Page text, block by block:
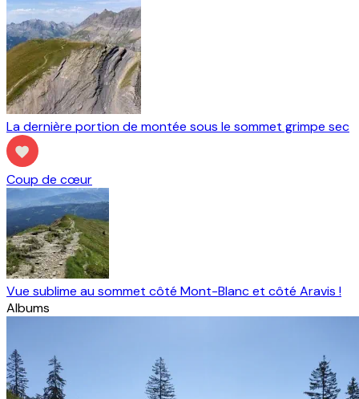
La dernière portion de montée sous le sommet grimpe sec
Coup de cœur
Vue sublime au sommet côté Mont-Blanc et côté Aravis !
Albums